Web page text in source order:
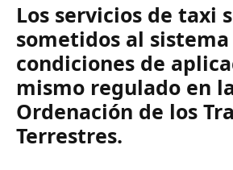
Los servicios de taxi
sometidos al
condiciones de
mismo regulado en
Ordenación de los
Terrestres.